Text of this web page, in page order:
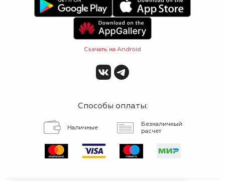
Скачать на Android
Способы оплаты:
Наличные
Безналичный
расчет